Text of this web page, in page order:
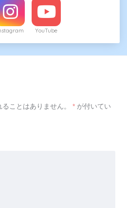
YouTube
ことはありません。 * が付いてい